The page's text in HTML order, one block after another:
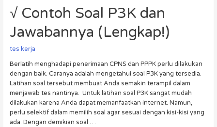
√ Contoh Soal P3K dan
Jawabannya (Lengkap!)
tes kerja
Berlatih menghadapi penerimaan CPNS dan PPPK perlu dilakukan
dengan baik. Caranya adalah mengetahui soal P3K yang tersedia.
Latihan soal tersebut membuat Anda semakin terampil dalam
menjawab tes nantinya. Untuk latihan soal P3K sangat mudah
dilakukan karena Anda dapat memanfaatkan internet. Namun,
perlu selektif dalam memilih soal agar sesuai dengan kisi-kisi yang
ada. Dengan demikian soal …